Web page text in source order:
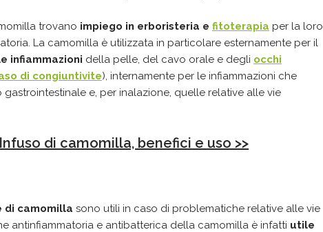
trovano impiego in erboristeria e fitoterapia per la loro
La camomilla è utilizzata in particolare esternamente per il
infiammazioni della pelle, del cavo orale e degli occhi
di congiuntivite), internamente per le infiammazioni che
e, per inalazione, quelle relative alle vie
Infuso di camomilla, benefici e uso >>
di camomilla sono utili in caso di problematiche relative alle vie
antinfiammatoria e antibatterica della camomilla è infatti utile